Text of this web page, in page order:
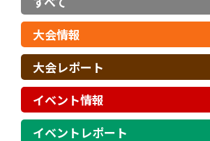
大会情報
大会レポート
イベント情報
イベントレポート